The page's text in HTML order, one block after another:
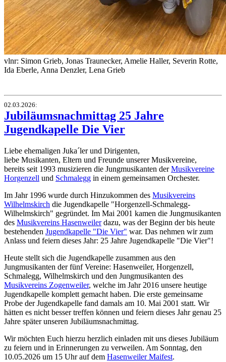
vlnr: Simon Grieb, Jonas Traunecker, Amelie Haller, Severin Rotte,
Ida Eberle, Anna Denzler, Lena Grieb
02.03.2026:
Jubiläumsnachmittag 25 Jahre
Jugendkapelle Die Vier
Liebe ehemaligen Juka´ler und Dirigenten,
liebe Musikanten, Eltern und Freunde unserer Musikvereine,
bereits seit 1993 musizieren die Jungmusikanten derMusikvereine
Horgenzell und Schmalegg in einem gemeinsamen Orchester.
Im Jahr 1996 wurde durch Hinzukommen des Musikvereins
Wilhelmskirch die Jugendkapelle "Horgenzell-Schmalegg-
Wilhelmskirch" gegründet. Im Mai 2001 kamen die Jungmusikanten
des Musikvereins Hasenweilerdazu, was der Beginn der bis heute
bestehenden Jugendkapelle "Die Vier" war. Das nehmen wir zum
Anlass und feiern dieses Jahr: 25 Jahre Jugendkapelle "Die Vier"!
Heute stellt sich die Jugendkapelle zusammen aus den
Jungmusikanten der fünf Vereine: Hasenweiler, Horgenzell,
Schmalegg, Wilhelmskirch und den Jungmusikanten des
Musikvereins Zogenweiler, welche im Jahr 2016 unsere heutige
Jugendkapelle komplett gemacht haben. Die erste gemeinsame
Probe der Jugendkapelle fand damals am 10. Mai 2001 statt. Wir
hätten es nicht besser treffen können und feiern dieses Jahr genau 25
Jahre später unseren Jubiläumsnachmittag.
Wir möchten Euch hierzu herzlich einladen mit uns dieses Jubiläum
zu feiern und in Erinnerungen zu verweilen. Am Sonntag, den
10.05.2026 um 15 Uhr auf dem Hasenweiler Maifest.